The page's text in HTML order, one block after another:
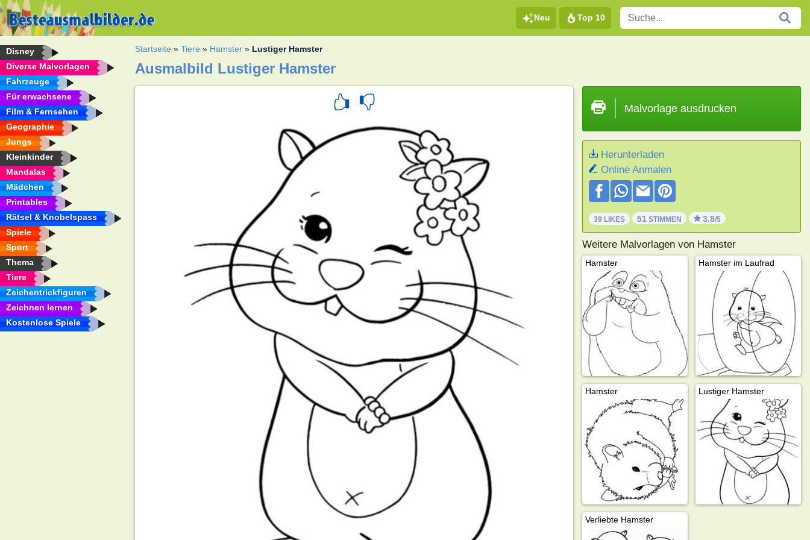
Neu Top 10
Disney
Diverse Malvorlagen
Fahrzeuge
Für erwachsene
Film & Fernsehen
Geographie
Jungs
Kleinkinder
Mandalas
Mädchen
Printables
Rätsel & Knobelspass
Spiele
Sport
Thema
Tiere
Zeichentrickfiguren
Zeichnen lernen
Kostenlose Spiele
Startseite »Tiere » Hamster » Lustiger Hamster
Ausmalbild Lustiger Hamster
Malvorlage ausdrucken
Herunterladen
Online Anmalen
39 LIKES 51 STIMMEN 3.8/5
Weitere Malvorlagen von Hamster
Hamster Hamster im Laufrad
Hamster Lustiger Hamster
Verliebte Hamster